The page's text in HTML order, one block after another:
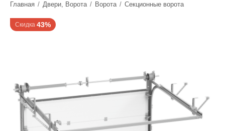
Главная / Двери, Ворота / Ворота / Секционные ворота
Скидка 43%